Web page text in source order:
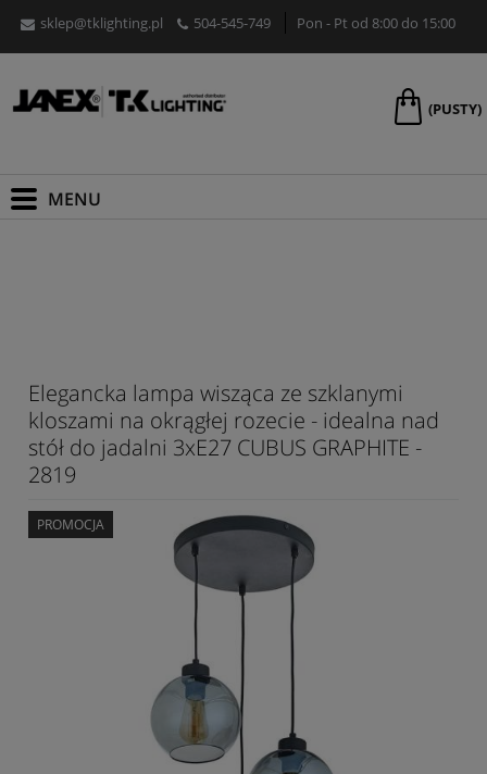
sklep@tklighting.pl 504-545-749 Pon - Pt od 8:00 do 15:00
(PUSTY)
Elegancka lampa wisząca ze szklanymi
kloszami na okrągłej rozecie - idealna nad
stół do jadalni 3xE27 CUBUS GRAPHITE -
2819
PROMOCJA